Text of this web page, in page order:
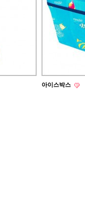
아이스박스